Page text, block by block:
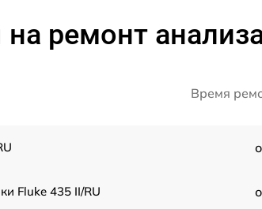
ремонт
Время
Fluke 435 II/RU